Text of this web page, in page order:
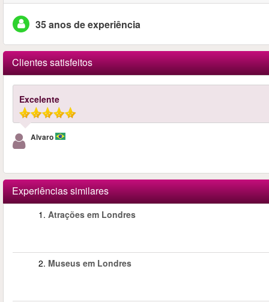
35 anos de experiência
Clientes satisfeitos
Excelente
Alvaro
Experiências similares
1. Atrações em Londres
2. Museus em Londres